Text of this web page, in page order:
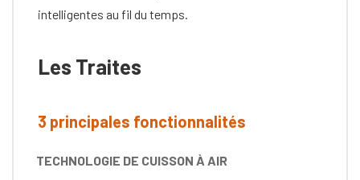
intelligentes au fil du temps.
Les Traites
3 principales fonctionnalités
TECHNOLOGIE DE CUISSON À AIR